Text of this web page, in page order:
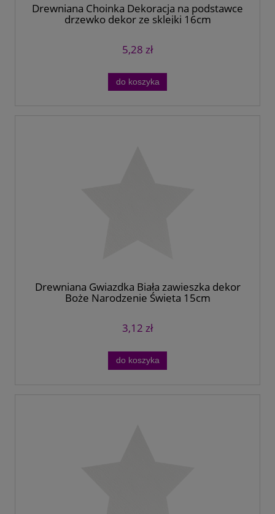
Drewniana Choinka Dekoracja na podstawce
drzewko dekor ze sklejki 16cm
5,28 zł
do koszyka
Drewniana Gwiazdka Biała zawieszka dekor
Boże Narodzenie Święta 15cm
3,12 zł
do koszyka